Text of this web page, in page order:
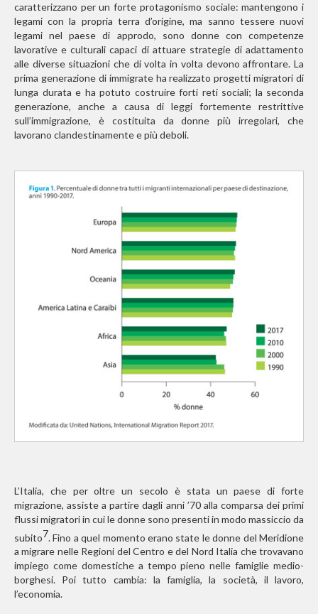
caratterizzano per un forte protagonismo sociale: mantengono i
legami con la propria terra d’origine, ma sanno tessere nuovi
legami nel paese di approdo, sono donne con competenze
lavorative e culturali capaci di attuare strategie di adattamento
alle diverse situazioni che di volta in volta devono affrontare. La
prima generazione di immigrate ha realizzato progetti migratori di
lunga durata e ha potuto costruire forti reti sociali; la seconda
generazione, anche a causa di leggi fortemente restrittive
sull’immigrazione, è costituita da donne più irregolari, che
lavorano clandestinamente e più deboli.
L’Italia, che per oltre un secolo è stata un paese di forte
migrazione, assiste a partire dagli anni ’70 alla comparsa dei primi
flussi migratori in cui le donne sono presenti in modo massiccio da
subito7. Fino a quel momento erano state le donne del Meridione
a migrare nelle Regioni del Centro e del Nord Italia che trovavano
impiego come domestiche a tempo pieno nelle famiglie medio-
borghesi. Poi tutto cambia: la famiglia, la società, il lavoro,
l’economia.